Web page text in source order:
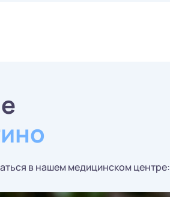
в нашем медицинском центре: